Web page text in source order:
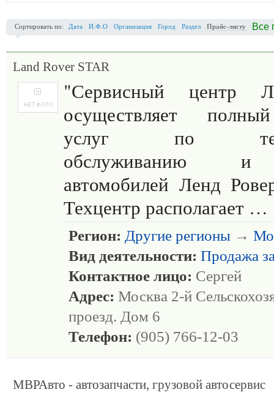
Сортировать по: Дата И.Ф.О Организация Город Раздел Прайс-листу Все
Land Rover STAR
"Сервисный центр
осуществляет
услуг по
обслуживанию и
автомобилей Ленд
Техцентр располагает …
Регион: Другие регионы →
Вид деятельности: Продажа
Контактное лицо: Сергей
Адрес: Москва 2-й
проезд. Дом 6
Телефон: (905) 766-12-03
МВРАвто - автозапчасти, грузовой автосервис